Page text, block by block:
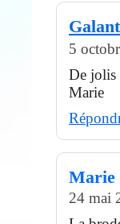
5
De jolis
Marie
Marie
24 mai